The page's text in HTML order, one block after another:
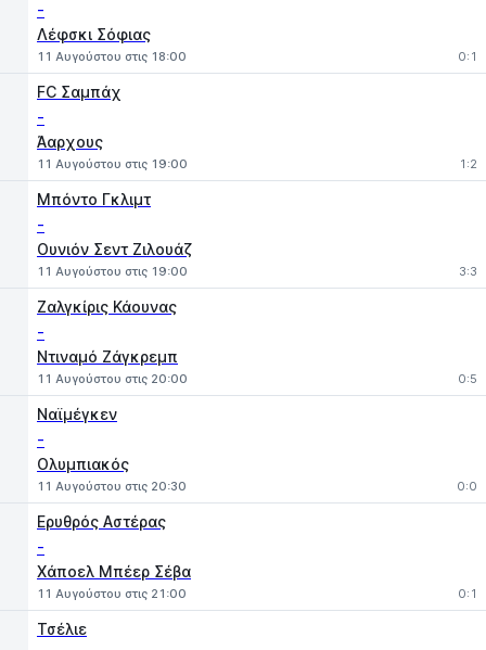
-
Λέφσκι Σόφιας
11 Αυγούστου στις 18:00 0:1
FC Σαμπάχ
-
Άαρχους
11 Αυγούστου στις 19:00 1:2
Μπόντο Γκλιμτ
-
Ουνιόν Σεντ Ζιλουάζ
11 Αυγούστου στις 19:00 3:3
Ζαλγκίρις Κάουνας
-
Ντιναμό Ζάγκρεμπ
11 Αυγούστου στις 20:00 0:5
Ναϊμέγκεν
-
Ολυμπιακός
11 Αυγούστου στις 20:30 0:0
Ερυθρός Αστέρας
-
Χάποελ Μπέερ Σέβα
11 Αυγούστου στις 21:00 0:1
Τσέλιε